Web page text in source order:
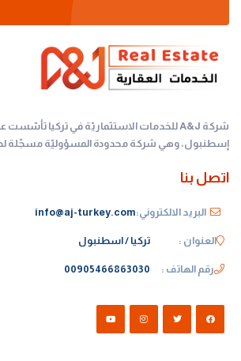
إسطنبول، وهي شركة محدودة المسؤوليّة مسجّلة لدى
اتصل بنا
البريد الالكتروني:info@aj-turkey.com
العنوان : تركيا / اسطنبول
رقم الهاتف : 00905466863030